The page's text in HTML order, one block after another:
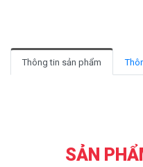
Thông tin sản phẩm
SẢN